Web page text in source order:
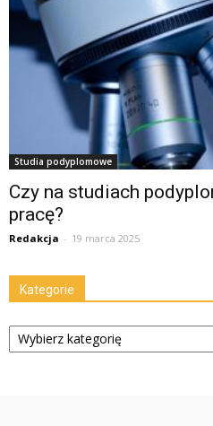
Studia podyplomowe
Czy na studiach
pracę?
Redakcja - 19 marca 2025
Kategorie
Kategorie